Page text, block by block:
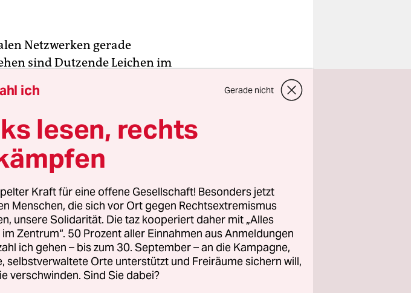
Netzwerken gerade
sind Dutzende Leichen im
die Militärangehörigen laut und
Indigene Menschen für Biafra
die Szenen in der
Abia, im Südosten
1970 ein eigener Staat namens
kämpfte.
ein Massaker angerichtet zu
Norden, heißt es zuweilen. Die
einer Zeit veröffentlicht, als im
Dance“ stattfand.
ich Gerade nicht
lesen, rechts
Kraft für eine offene Gesellschaft! Besonders jetzt
Menschen, die sich vor Ort gegen Rechtsextremismus
unsere Solidarität. Die taz kooperiert daher mit „Alles
Zentrum“. 50 Prozent aller Einnahmen aus Anmeldungen
ich gehen – bis zum 30. September – an die Kampagne,
selbstverwaltete Orte unterstützt und Freiräume sichern will,
verschwinden. Sind Sie dabei?